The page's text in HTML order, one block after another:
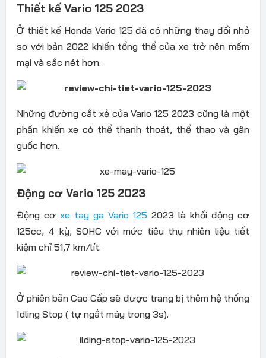
Thiết kế Vario 125 2023
Ở thiết kế Honda Vario 125 đã có những thay đổi nhỏ
so với bản 2022 khiến tổng thể của xe trở nên mềm
mại và sắc nét hơn.
Những đường cắt xẻ của Vario 125 2023 cũng là một
phần khiến xe có thể thanh thoát, thể thao và gân
guốc hơn.
Động cơ Vario 125 2023
Động cơ xe tay ga Vario 125 2023 là khối động cơ
125cc, 4 kỳ, SOHC với mức tiêu thụ nhiên liệu tiết
kiệm chỉ 51,7 km/lít.
Ở phiên bản Cao Cấp sẽ được trang bị thêm hệ thống
Idling Stop ( tự ngắt máy trong 3s).